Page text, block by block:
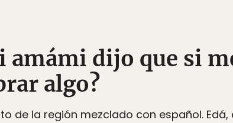
amámi dijo que si
algo?
de la región mezclado con español.